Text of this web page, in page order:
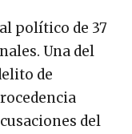
político de 37
Una del
de
del